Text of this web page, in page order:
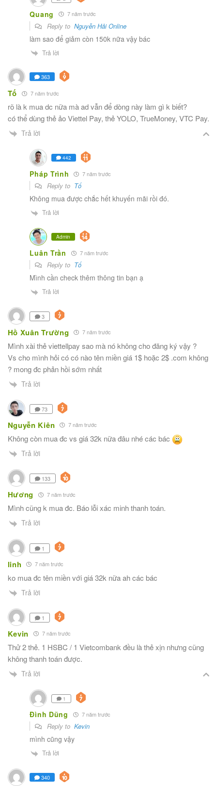
Quang 7 năm trước
Reply toNguyễn Hải Online
làm sao để giảm còn 150k nữa vậy bác
Trả lời
363
Tố 7 năm trước
rõ là k mua dc nữa mà ad vẫn để dòng này làm gì k biết?
có thể dùng thẻ ảo Viettel Pay, thẻ YOLO, TrueMoney, VTC Pay.
Trả lời
442
Pháp Trình 7 năm trước
Reply to Tố
Không mua được chắc hết khuyến mãi rồi đó.
Trả lời
Admin
Luân Trần 7 năm trước
Reply to Tố
Mình cần check thêm thông tin bạn ạ
Trả lời
3
Hồ Xuân Trường 7 năm trước
Mình xài thẻ viettellpay sao mà nó không cho đăng ký vậy ?
Vs cho mình hỏi có có nào tên miền giá 1$ hoặc 2$ .com không
? mong đc phản hồi sớm nhất
Trả lời
73
Nguyễn Kiên 7 năm trước
Không còn mua đc vs giá 32k nữa đâu nhé các bác
Trả lời
133
Hương 7 năm trước
Mình cũng k mua đc. Báo lỗi xác minh thanh toán.
Trả lời
1
linh 7 năm trước
ko mua đc tên miền với giá 32k nữa ah các bác
Trả lời
1
Kevin 7 năm trước
Thử 2 thẻ. 1 HSBC / 1 Vietcombank đều là thẻ xịn nhưng cũng
không thanh toán được.
Trả lời
1
Đình Dũng 7 năm trước
Reply toKevin
mình cũng vậy
Trả lời
340